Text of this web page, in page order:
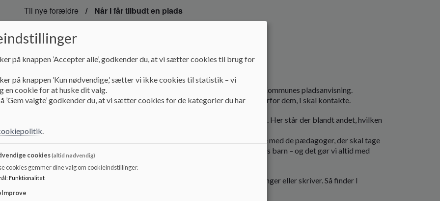
Til nye forældre Når I får tilbudt en plads
Når I får tilbudt en plads
Når jeres barn får plads i Eventyrhuset, sker det gennem Frederiksberg Kommunes pladsanvisning.
Hvis I på noget tidspunkt er i tvivl om jeres plads på ventelisten, er det derfor dem, I skal kontakte.
Cirka en måned før opstart modtager I et velkomstbrev fra Eventyrhuset. Her står der blandt andet, hvilken
stue jeres barn skal starte på, og hvordan I kommer godt i gang.
I brevet bliver I bedt om at kontakte stuen for at aftale opstarten direkte med de pædagoger, der skal tage
imod jer. Sammen finder I den form for indkøring, der passer bedst til jeres barn – og det gør vi altid med
udgangspunkt i tryghed, tillid og et roligt tempo.
Hvis I ønsker et opstartsmøde, fortæller I det blot til pædagogen, når I ringer eller skriver. Så finder I
sammen et tidspunkt, der passer jer begge.
på knappen ’Accepter alle’, godkender du, at vi sætter cookies til brug for
på knappen ’Kun nødvendige,’ sætter vi ikke cookies til statistik – vi
en cookie for at huske dit valg.
’Gem valgte’ godkender du, at vi sætter cookies for de kategorier du har
.
cookies(altid nødvendig)
cookies gemmer dine valg om cookieindstillinger.
: Funktionalitet